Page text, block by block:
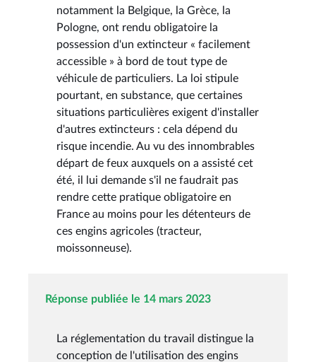
notamment la Belgique, la Grèce, la
Pologne, ont rendu obligatoire la
possession d'un extincteur « facilement
accessible » à bord de tout type de
véhicule de particuliers. La loi stipule
pourtant, en substance, que certaines
situations particulières exigent d'installer
d'autres extincteurs : cela dépend du
risque incendie. Au vu des innombrables
départ de feux auxquels on a assisté cet
été, il lui demande s'il ne faudrait pas
rendre cette pratique obligatoire en
France au moins pour les détenteurs de
ces engins agricoles (tracteur,
moissonneuse).
Réponse publiée le 14 mars 2023
La réglementation du travail distingue la
conception de l'utilisation des engins